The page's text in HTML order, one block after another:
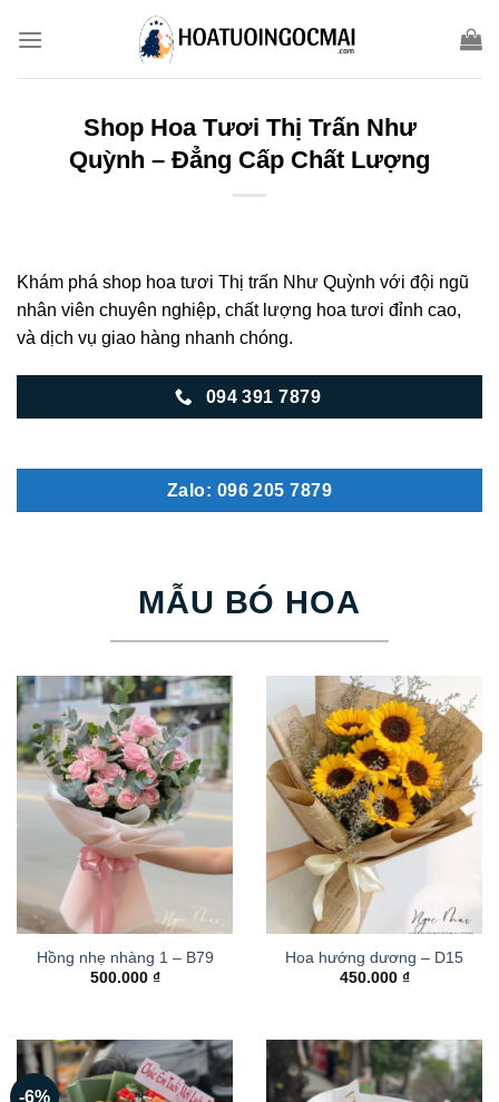
Shop Hoa Tươi Thị Trấn Như
Quỳnh – Đẳng Cấp Chất Lượng
Khám phá shop hoa tươi Thị trấn Như Quỳnh với đội ngũ
nhân viên chuyên nghiệp, chất lượng hoa tươi đỉnh cao,
và dịch vụ giao hàng nhanh chóng.
094 391 7879
Zalo: 096 205 7879
MẪU BÓ HOA
Hồng nhẹ nhàng 1 – B79
500.000 ₫
Hoa hướng dương – D15
450.000 ₫
-6%